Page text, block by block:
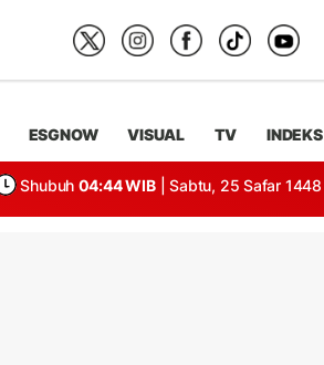
ESGNOW VISUAL TV INDEKS
Shubuh 04:44 WIB | Sabtu, 25 Safar 1448